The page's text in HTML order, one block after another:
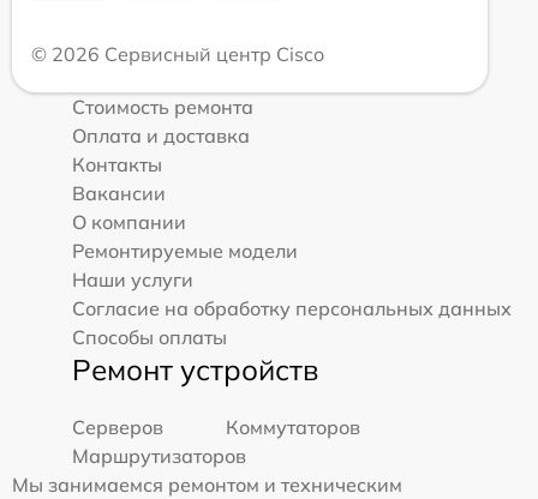
© 2026 Сервисный центр Cisco
Стоимость ремонта
Оплата и доставка
Контакты
Вакансии
О компании
Ремонтируемые модели
Наши услуги
Согласие на обработку персональных данных
Способы оплаты
Ремонт устройств
Серверов
Коммутаторов
Маршрутизаторов
Мы занимаемся ремонтом и техническим